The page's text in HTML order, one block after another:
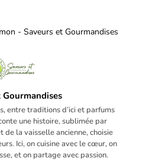
Gourmandises
entre traditions d’ici et parfums
une histoire, sublimée par
de la vaisselle ancienne, choisie
Ici, on cuisine avec le cœur, on
et on partage avec passion.